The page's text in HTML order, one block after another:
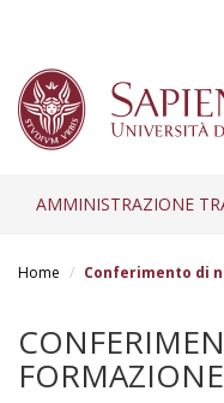
AMMINISTRAZIONE
Home Conferimento di